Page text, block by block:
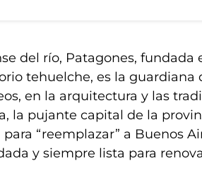
del río, Patagones, fundada
tehuelche, es la guardiana
en la arquitectura y las
la pujante capital de la
“reemplazar” a Buenos
y siempre lista para